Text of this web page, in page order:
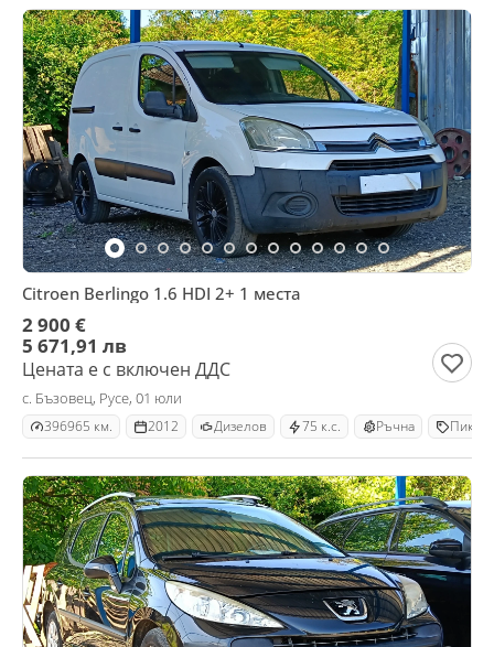
Citroen Berlingo 1.6 HDI 2+ 1 места
2 900 €
5 671,91 лв
Цената е с включен ДДС
с. Бъзовец, Русе, 01 юли
396965 км. 2012 Дизелов 75 к.с. Ръчна Пикап